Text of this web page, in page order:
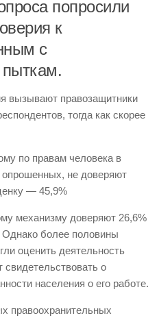
попросили
к
с
пыткам.
вызывают правозащитники
тогда как скорее
по правам человека в
опрошенных, не доверяют
— 45,9%
механизму доверяют 26,6%
Однако более половины
оценить деятельность
свидетельствовать о
населения о его работе.
правоохранительных